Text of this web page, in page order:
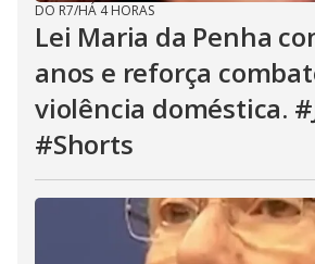
DO R7/HÁ 4 HORAS
Lei Maria da Penha
anos e reforça
violência doméstica.
#Shorts